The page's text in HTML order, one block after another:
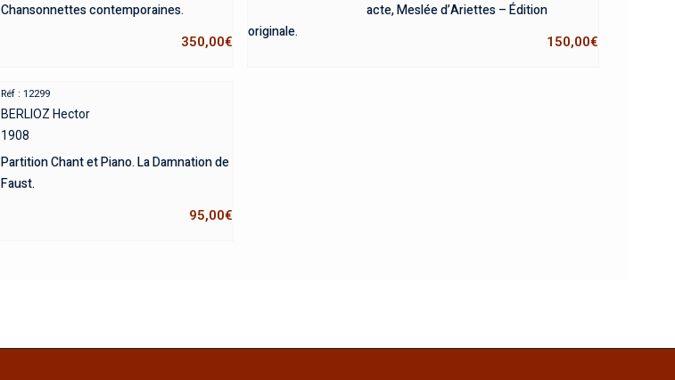
Chansonnettes contemporaines.
350,00€
acte, Meslée d’Ariettes – Édition
originale.
150,00€
Réf : 12299
BERLIOZ Hector
1908
Partition Chant et Piano. La Damnation de
Faust.
95,00€